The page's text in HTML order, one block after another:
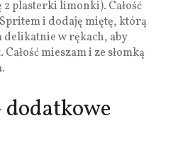
plasterki limonki). Całość
Spritem i dodaję miętę, którą
w rękach, aby
mieszam i ze słomką